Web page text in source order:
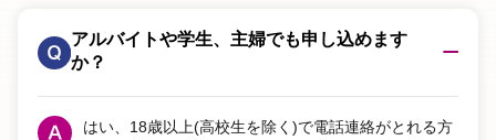
アルバイトや学生、主婦でも申し込めます
か？
はい、18歳以上(高校生を除く)で電話連絡がとれる方